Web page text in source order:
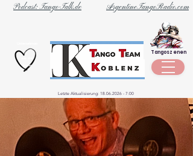
ArgentineTangoRadio.com
Podcast: Tango-Talk.de
Szene
Tangoszenen
Letzte Aktualisierung: 18.06.2026 - 7:00